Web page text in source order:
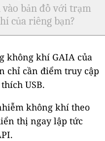
bản đồ với trạm
của riêng bạn?
không khí GAIA của
chỉ cần điểm truy cập
USB.
không khí theo
thị ngay lập tức